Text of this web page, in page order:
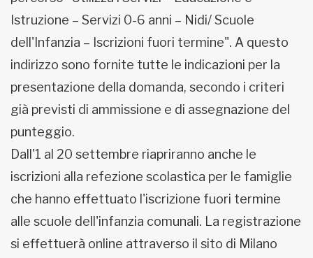
Istruzione – Servizi 0-6 anni – Nidi/ Scuole
dell'Infanzia – Iscrizioni fuori termine". A questo
indirizzo sono fornite tutte le indicazioni per la
presentazione della domanda, secondo i criteri
già previsti di ammissione e di assegnazione del
punteggio.
Dall'1 al 20 settembre riapriranno anche le
iscrizioni alla refezione scolastica per le famiglie
che hanno effettuato l'iscrizione fuori termine
alle scuole dell'infanzia comunali. La registrazione
si effettuerà online attraverso il sito di Milano